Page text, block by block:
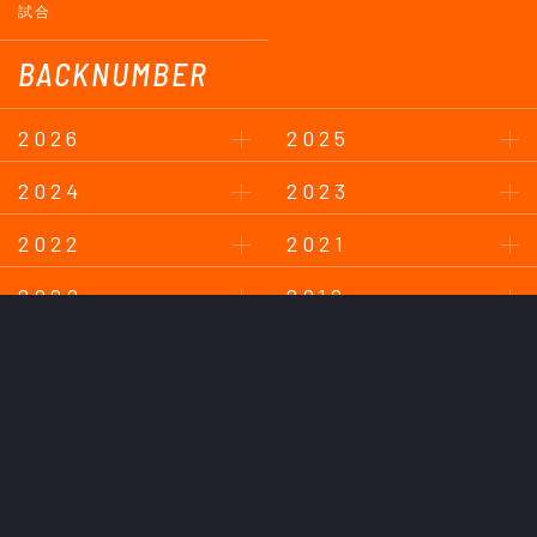
試合
BACKNUMBER
2026
2025
2024
2023
2022
2021
2020
2019